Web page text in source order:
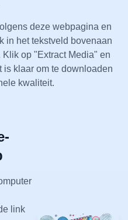
deze webpagina en
in het tekstveld bovenaan
Klik op "Extract Media" en
is klaar om te downloaden
kwaliteit.
link